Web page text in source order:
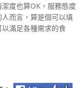
度也算OK，服務態度
而言，算是個可以填
滿足各種需求的食